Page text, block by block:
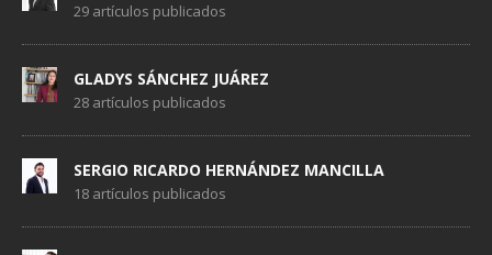
29 artículos publicados
GLADYS SÁNCHEZ JUÁREZ
28 artículos publicados
SERGIO RICARDO HERNÁNDEZ MANCILLA
18 artículos publicados